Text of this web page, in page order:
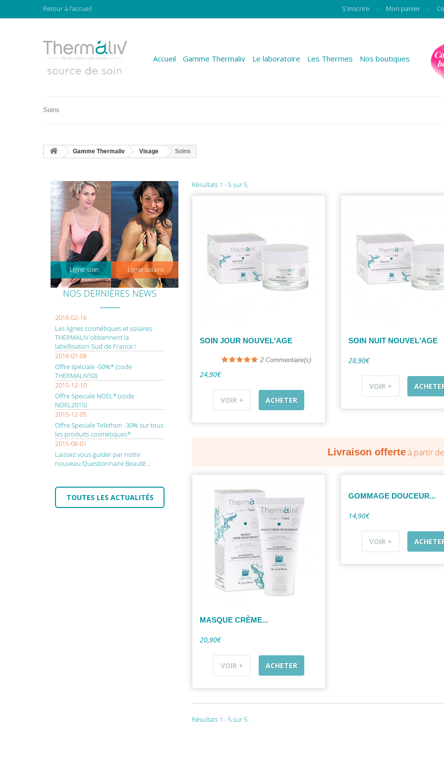
Retour à l’accueil S'inscrire Mon panier
Accueil Gamme Thermaliv Le laboratoire Les Thermes Nos boutiques
Soins
Gamme Thermaliv Visage Soins
NOS DERNIÈRES NEWS
2016-02-16
Les lignes cosmétiques et solaires
THERMALIV obtiennent la
labellisation Sud de France !
2016-01-08
Offre spéciale -50%* (code
THERMALIV50)
2015-12-10
Offre Speciale NOEL* (code
NOEL2015)
2015-12-05
Offre Speciale Telethon -30% sur tous
les produits cosmétiques*
2015-08-01
Laissez vous guider par notre
nouveau Questionnaire Beauté...
TOUTES LES ACTUALITÉS
Résultats 1 - 5 sur 5.
SOIN JOUR NOUVEL'AGE
2 Commentaire(s)
24,90€
VOIR + ACHETER
SOIN NUIT NOUVEL'AGE
28,90€
VOIR +
Livraison offerteà partir
MASQUE CRÈME...
20,90€
VOIR + ACHETER
GOMMAGE DOUCEUR...
14,90€
VOIR +
Résultats 1 - 5 sur 5.